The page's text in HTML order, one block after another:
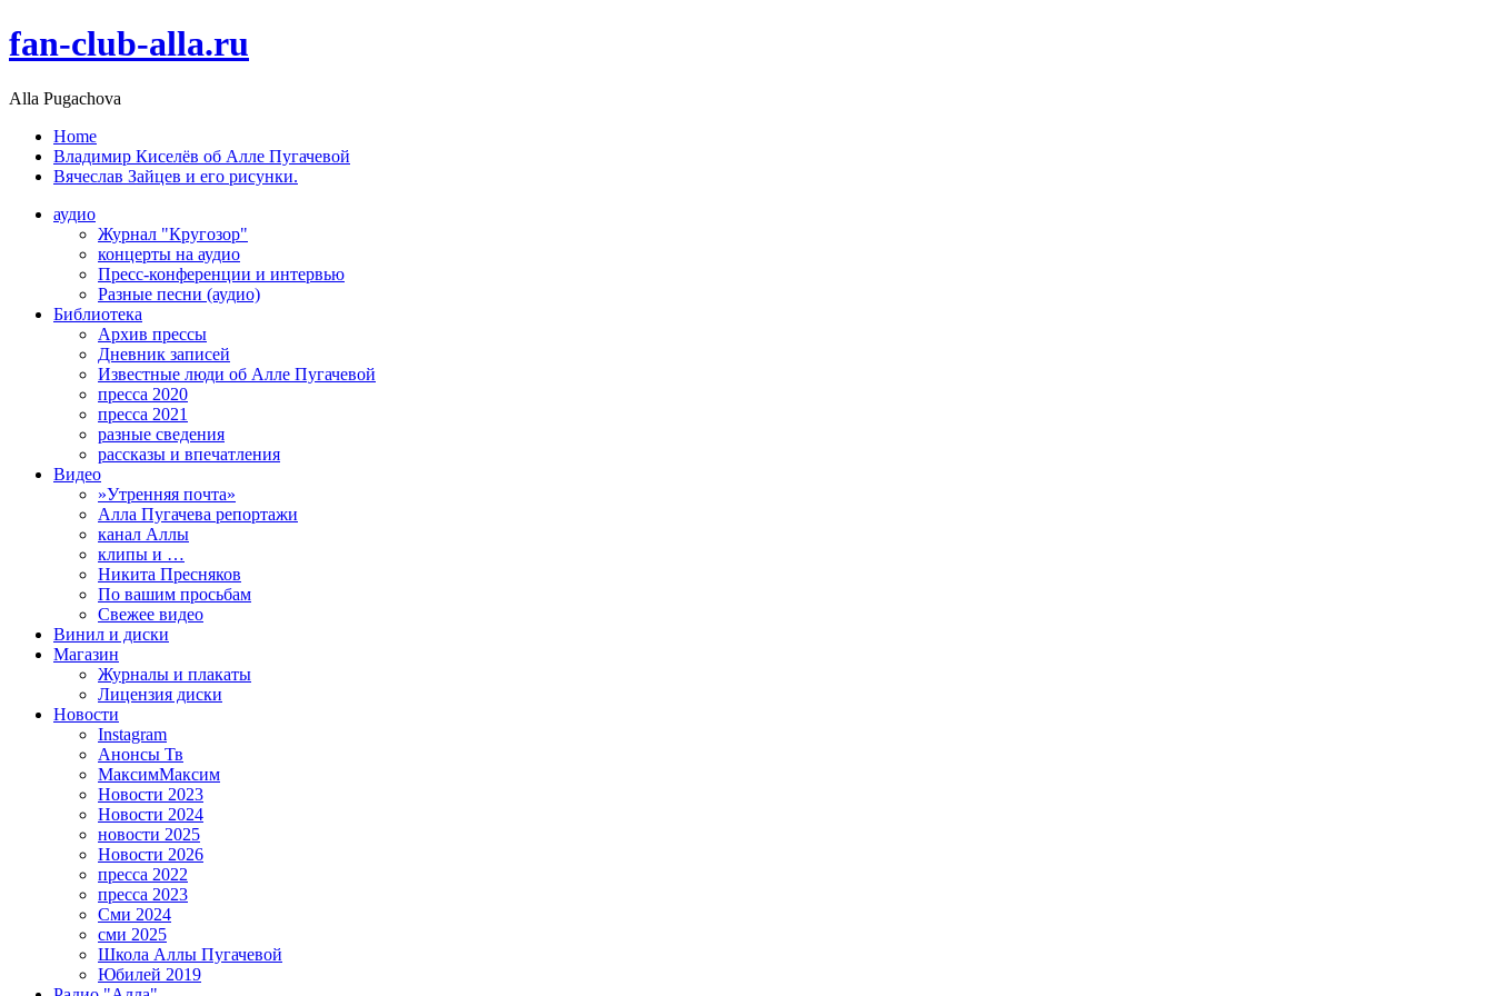
fan-club-alla.ru
Alla Pugachova
Home
Владимир Киселёв об Алле Пугачевой
Вячеслав Зайцев и его рисунки.
аудио
Журнал "Кругозор"
концерты на аудио
Пресс-конференции и интервью
Разные песни (аудио)
Библиотека
Архив прессы
Дневник записей
Известные люди об Алле Пугачевой
пресса 2020
пресса 2021
разные сведения
рассказы и впечатления
Видео
»Утренняя почта»
Алла Пугачева репортажи
канал Аллы
клипы и …
Никита Пресняков
По вашим просьбам
Свежее видео
Винил и диски
Магазин
Журналы и плакаты
Лицензия диски
Новости
Instagram
Анонсы Тв
МаксимМаксим
Новости 2023
Новости 2024
новости 2025
Новости 2026
пресса 2022
пресса 2023
Сми 2024
сми 2025
Школа Аллы Пугачевой
Юбилей 2019